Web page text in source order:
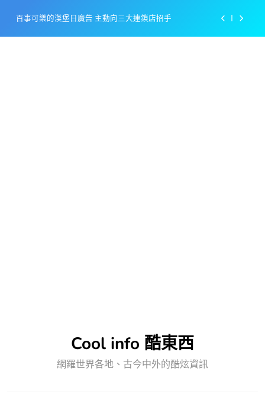
content
百事可樂的漢堡日廣告 主動向三大連鎖店招手
Cool info 酷東西
網羅世界各地、古今中外的酷炫資訊